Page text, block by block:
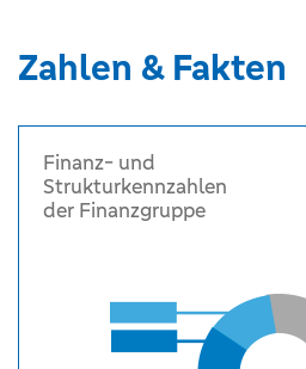
Zahlen & Fakten
Finanz- und
Strukturkennzahlen
der Finanzgruppe